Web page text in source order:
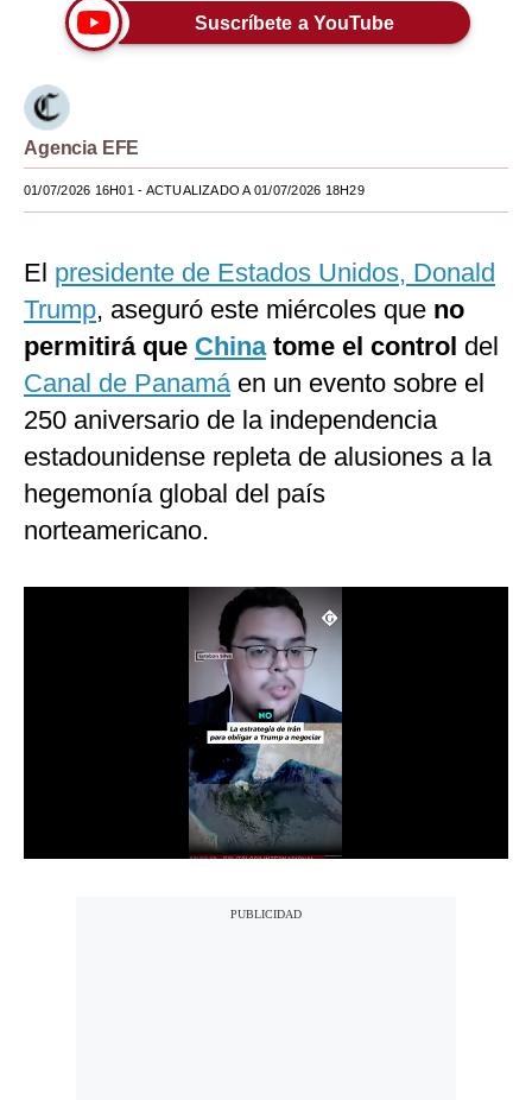
Viajes
Estilos
Mundo
EEUU
España
Internacional
Tecnología
Club del Suscriptor
Mix
G de Gestión
Notas Contratadas
Suscríbete a YouTube
Agencia EFE
01/07/2026 16H01 - ACTUALIZADO A 01/07/2026 18H29
El presidente de Estados Unidos, Donald
Trump, aseguró este miércoles que no
permitirá que Chinatome el control del
Canal de Panamáen un evento sobre el
250 aniversario de la independencia
estadounidense repleta de alusiones a la
hegemonía global del país
norteamericano.